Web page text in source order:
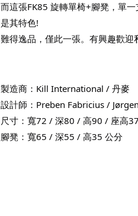
而這張FK85 旋轉單椅+腳凳，單
是其特色!
難得逸品，僅此一張。有興趣歡迎
製造商：Kill International / 丹麥
設計師：Preben Fabricius /
尺寸：寬72 / 深80 / 高90 / 座高
腳凳：寬65 / 深55 / 高35 公分